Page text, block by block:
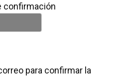
confirmación
para confirmar la